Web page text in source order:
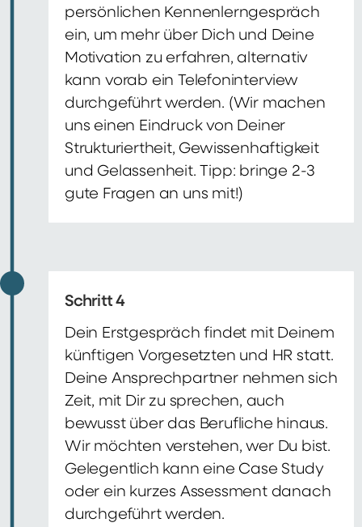
persönlichen Kennenlerngespräch
ein, um mehr über Dich und Deine
Motivation zu erfahren, alternativ
kann vorab ein Telefoninterview
durchgeführt werden. (Wir machen
uns einen Eindruck von Deiner
Strukturiertheit, Gewissenhaftigkeit
und Gelassenheit. Tipp: bringe 2-3
gute Fragen an uns mit!)
Schritt 4
Dein Erstgespräch findet mit Deinem
künftigen Vorgesetzten und HR statt.
Deine Ansprechpartner nehmen sich
Zeit, mit Dir zu sprechen, auch
bewusst über das Berufliche hinaus.
Wir möchten verstehen, wer Du bist.
Gelegentlich kann eine Case Study
oder ein kurzes Assessment danach
durchgeführt werden.